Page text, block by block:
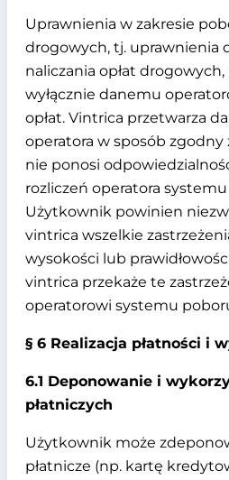
Uprawnienia w zakresie
drogowych, tj. uprawnienia
naliczania opłat drogowych,
wyłącznie danemu
opłat. Vintrica przetwarza
operatora w sposób zgodny
nie ponosi
rozliczeń operatora
Użytkownik powinien
vintrica wszelkie
wysokości lub
vintrica przekaże te
operatorowi systemu
§ 6 Realizacja płatności i
6.1 Deponowanie i
płatniczych
Użytkownik może
płatnicze (np. kartę